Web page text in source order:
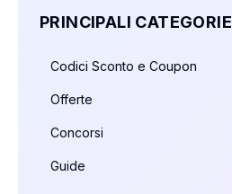
PRINCIPALI CATEGORIE
Codici Sconto e Coupon
Offerte
Concorsi
Guide